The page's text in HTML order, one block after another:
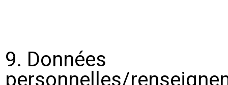
9. Données
personnelles/